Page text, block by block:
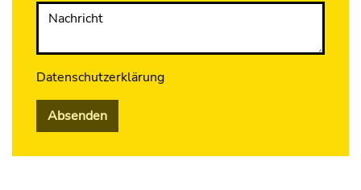
Nachricht
Datenschutzerklärung
Absenden